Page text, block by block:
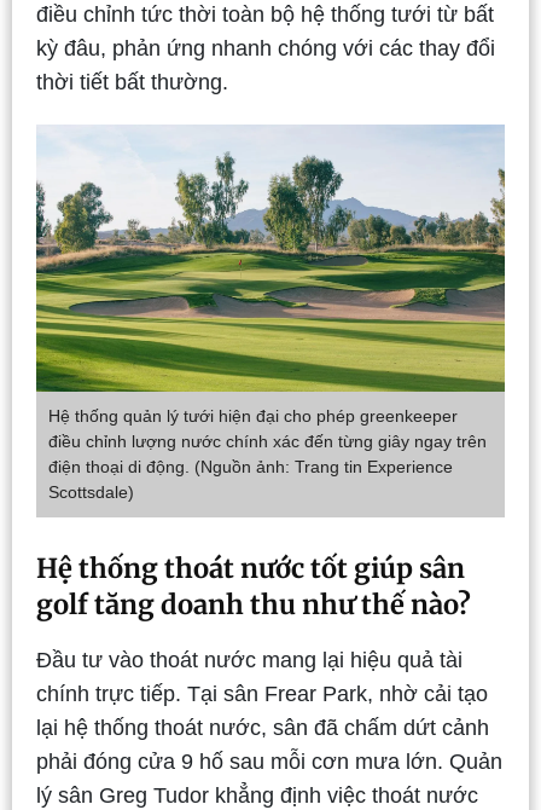
điều chỉnh tức thời toàn bộ hệ thống tưới từ bất
kỳ đâu, phản ứng nhanh chóng với các thay đổi
thời tiết bất thường.
Hệ thống quản lý tưới hiện đại cho phép greenkeeper
điều chỉnh lượng nước chính xác đến từng giây ngay trên
điện thoại di động. (Nguồn ảnh: Trang tin Experience
Scottsdale)
Hệ thống thoát nước tốt giúp sân
golf tăng doanh thu như thế nào?
Đầu tư vào thoát nước mang lại hiệu quả tài
chính trực tiếp. Tại sân Frear Park, nhờ cải tạo
lại hệ thống thoát nước, sân đã chấm dứt cảnh
phải đóng cửa 9 hố sau mỗi cơn mưa lớn. Quản
lý sân Greg Tudor khẳng định việc thoát nước